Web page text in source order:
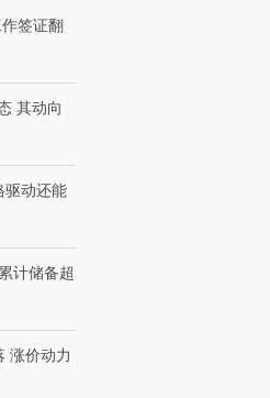
签证翻
其动向
驱动还能
计储备超
涨价动力